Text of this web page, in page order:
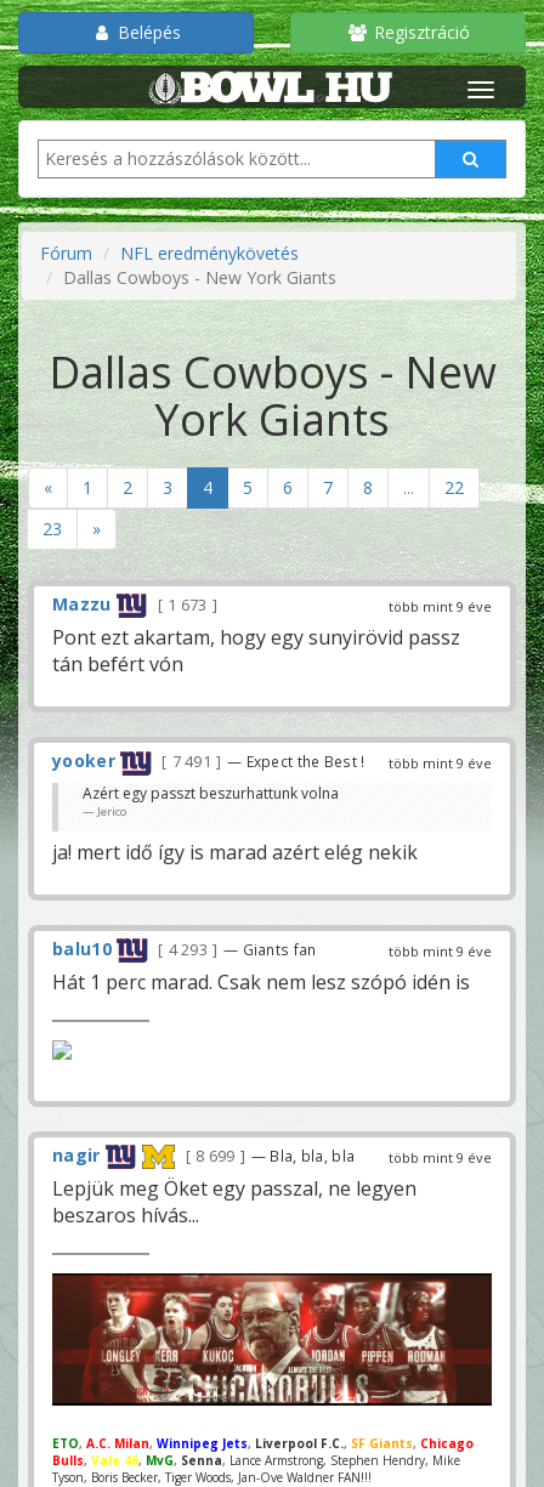
Belépés Regisztráció
Fórum
NFL eredménykövetés
Dallas Cowboys - New York Giants
Dallas Cowboys - New
York Giants
« 1 2 3 4 5 6 7 8 ...
22
23
»
több mint 9 éve
Mazzu 1 673
Pont ezt akartam, hogy egy sunyirövid passz
tán befért vón
több mint 9 éve
yooker 7 491 — Expect the Best !
Azért egy passzt beszurhattunk volna
Jerico
ja! mert idő így is marad azért elég nekik
több mint 9 éve
balu10 4 293 — Giants fan
Hát 1 perc marad. Csak nem lesz szópó idén is
több mint 9 éve
nagir 8 699 — Bla, bla, bla
Lepjük meg Öket egy passzal, ne legyen
beszaros hívás...
ETO, A.C. Milan, Winnipeg Jets, Liverpool F.C., SF Giants, Chicago
Bulls, Vale 46, MvG, Senna, Lance Armstrong, Stephen Hendry, Mike
Tyson, Boris Becker, Tiger Woods, Jan-Ove Waldner FAN!!!